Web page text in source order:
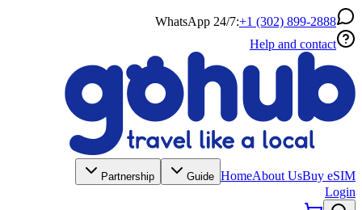
WhatsApp 24/7:+1 (302) 899-2888
Help and contact
HomeAbout UsBuy eSIM
Guide
Partnership
Login